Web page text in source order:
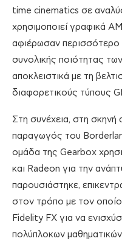
time cinematics σε
χρησιμοποιεί γραφικά
αφιέρωσαν περισσότερο
συνολικής ποιότητας
αποκλειστικά με τη
διαφορετικούς τύπους
Στη συνέχεια, στη σκηνή
παραγωγός του
ομάδα της Gearbox
και Radeon για την
παρουσιάστηκε,
στον τρόπο με τον οποίο
Fidelity FX για να
πολύπλοκων